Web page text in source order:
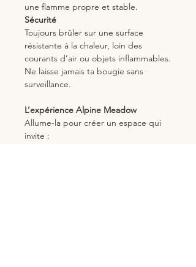
une flamme propre et stable.
Sécurité
Toujours brûler sur une surface
résistante à la chaleur, loin des
courants d’air ou objets inflammables.
Ne laisse jamais ta bougie sans
surveillance.
L’expérience Alpine Meadow
Allume-la pour créer un espace qui
invite :